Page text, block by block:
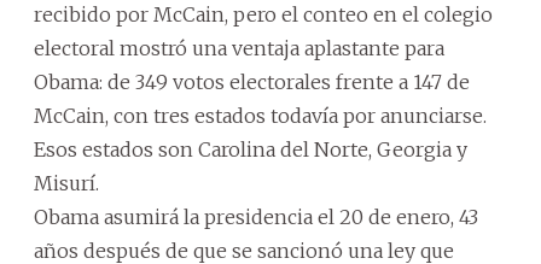
recibido por McCain, pero el conteo en el colegio
electoral mostró una ventaja aplastante para
Obama: de 349 votos electorales frente a 147 de
McCain, con tres estados todavía por anunciarse.
Esos estados son Carolina del Norte, Georgia y
Misurí.
Obama asumirá la presidencia el 20 de enero, 43
años después de que se sancionó una ley que